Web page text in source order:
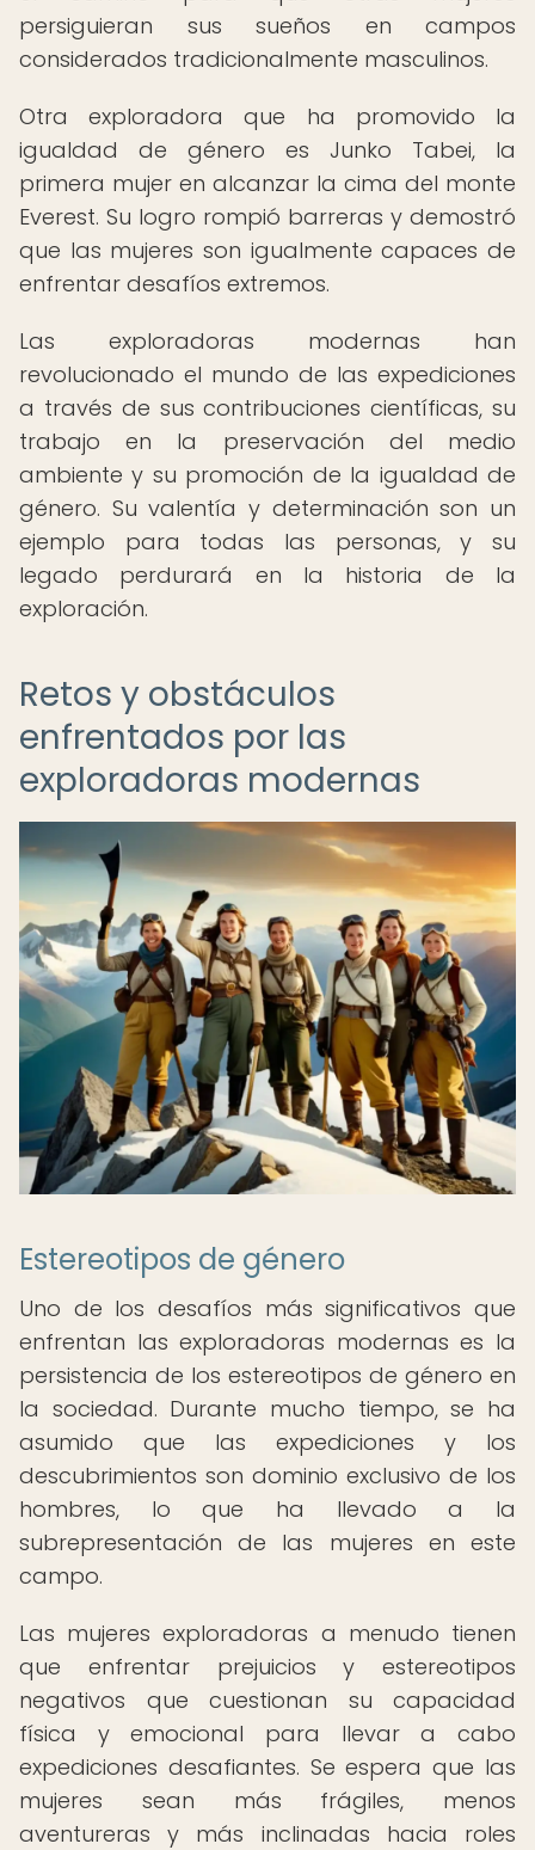
persiguieran sus sueños en campos
considerados tradicionalmente masculinos.
Otra exploradora que ha promovido la
igualdad de género es Junko Tabei, la
primera mujer en alcanzar la cima del monte
Everest. Su logro rompió barreras y demostró
que las mujeres son igualmente capaces de
enfrentar desafíos extremos.
Las exploradoras modernas han
revolucionado el mundo de las expediciones
a través de sus contribuciones científicas, su
trabajo en la preservación del medio
ambiente y su promoción de la igualdad de
género. Su valentía y determinación son un
ejemplo para todas las personas, y su
legado perdurará en la historia de la
exploración.
Retos y obstáculos
enfrentados por las
exploradoras modernas
Estereotipos de género
Uno de los desafíos más significativos que
enfrentan las exploradoras modernas es la
persistencia de los estereotipos de género en
la sociedad. Durante mucho tiempo, se ha
asumido que las expediciones y los
descubrimientos son dominio exclusivo de los
hombres, lo que ha llevado a la
subrepresentación de las mujeres en este
campo.
Las mujeres exploradoras a menudo tienen
que enfrentar prejuicios y estereotipos
negativos que cuestionan su capacidad
física y emocional para llevar a cabo
expediciones desafiantes. Se espera que las
mujeres sean más frágiles, menos
aventureras y más inclinadas hacia roles